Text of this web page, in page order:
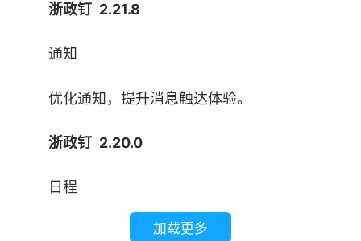
浙政钉 2.21.8
通知
优化通知，提升消息触达体验。
浙政钉 2.20.0
日程
优化日程操作记录，提高日程管理全面性。
加载更多